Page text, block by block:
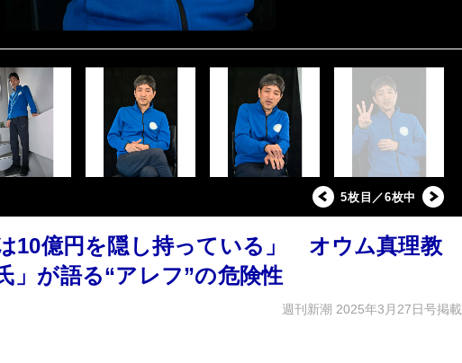
5枚目／6枚中
は10億円を隠し持っている」 オウム真理教
」が語る“アレフ”の危険性
週刊新潮 2025年3月27日号掲載